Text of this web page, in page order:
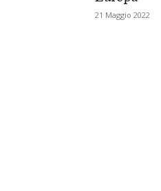
21 Maggio 2022